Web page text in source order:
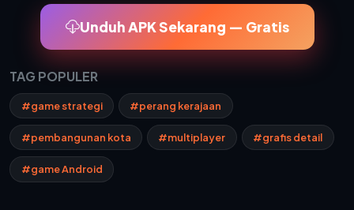
Unduh APK Sekarang — Gratis
TAG POPULER
#game strategi #perang kerajaan
#pembangunan kota #multiplayer #grafis detail
#game Android